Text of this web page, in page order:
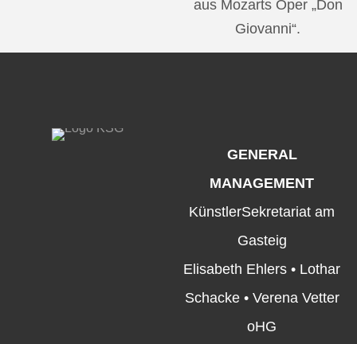
aus Mozarts Oper „Don
Giovanni“.
GENERAL
MANAGEMENT
KünstlerSekretariat am
Gasteig
Elisabeth Ehlers • Lothar
Schacke • Verena Vetter
oHG